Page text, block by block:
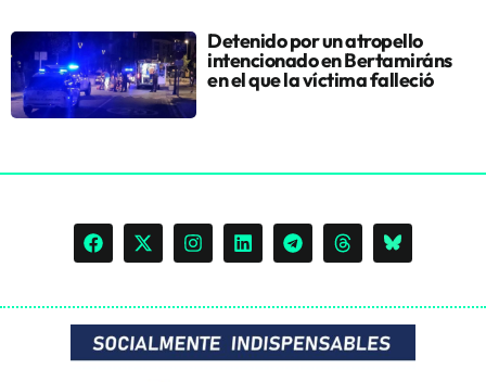
Detenido por un atropello
intencionado en Bertamiráns
en el que la víctima falleció